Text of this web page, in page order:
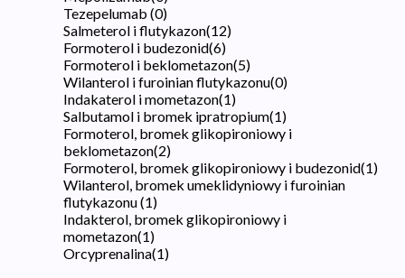
Tezepelumab (0)
Salmeterol i flutykazon(12)
Formoterol i budezonid(6)
Formoterol i beklometazon(5)
Wilanterol i furoinian flutykazonu(0)
Indakaterol i mometazon(1)
Salbutamol i bromek ipratropium(1)
Formoterol, bromek glikopironiowy i
beklometazon(2)
Formoterol, bromek glikopironiowy i budezonid(1)
Wilanterol, bromek umeklidyniowy i furoinian
flutykazonu(1)
Indakterol, bromek glikopironiowy i
mometazon(1)
Orcyprenalina(1)